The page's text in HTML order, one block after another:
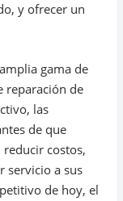
y ofrecer un
gama de
reparación de
las
de que
costos,
servicio a sus
de hoy, el